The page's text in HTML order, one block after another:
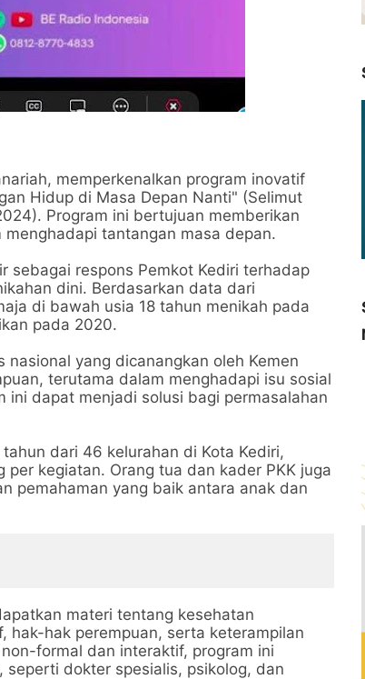
memperkenalkan program inovatif
Hidup di Masa Depan Nanti" (Selimut
Program ini bertujuan memberikan
tantangan masa depan.
sebagai respons Pemkot Kediri terhadap
dini. Berdasarkan data dari
di bawah usia 18 tahun menikah pada
pada 2020.
yang dicanangkan oleh Kemen
terutama dalam menghadapi isu sosial
ini dapat menjadi solusi bagi permasalahan
dari 46 kelurahan di Kota Kediri,
kegiatan. Orang tua dan kader PKK juga
pemahaman yang baik antara anak dan
materi tentang kesehatan
hak-hak perempuan, serta keterampilan
formal dan interaktif, program ini
dokter spesialis, psikolog, dan